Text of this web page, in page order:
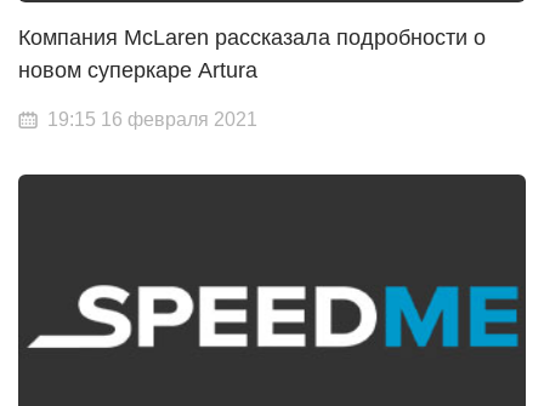
Компания McLaren рассказала подробности о
новом суперкаре Artura
19:15 16 февраля 2021